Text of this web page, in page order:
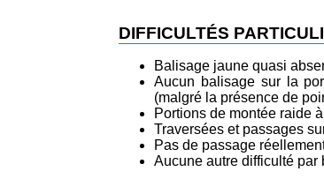
DIFFICULTÉS
Balisage jaune quasi
Aucun balisage sur la
(malgré la présence de
Portions de montée raide
Traversées et passages
Pas de passage
Aucune autre difficulté